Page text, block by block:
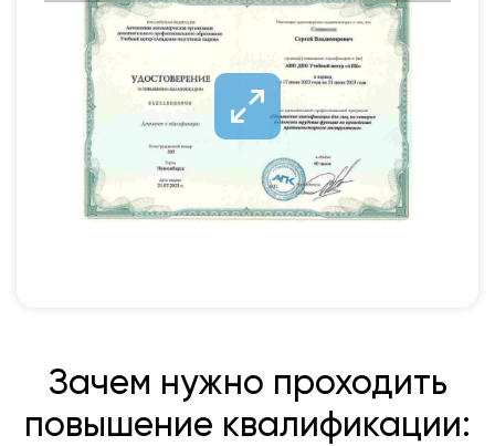
Зачем нужно проходить
повышение квалификации: